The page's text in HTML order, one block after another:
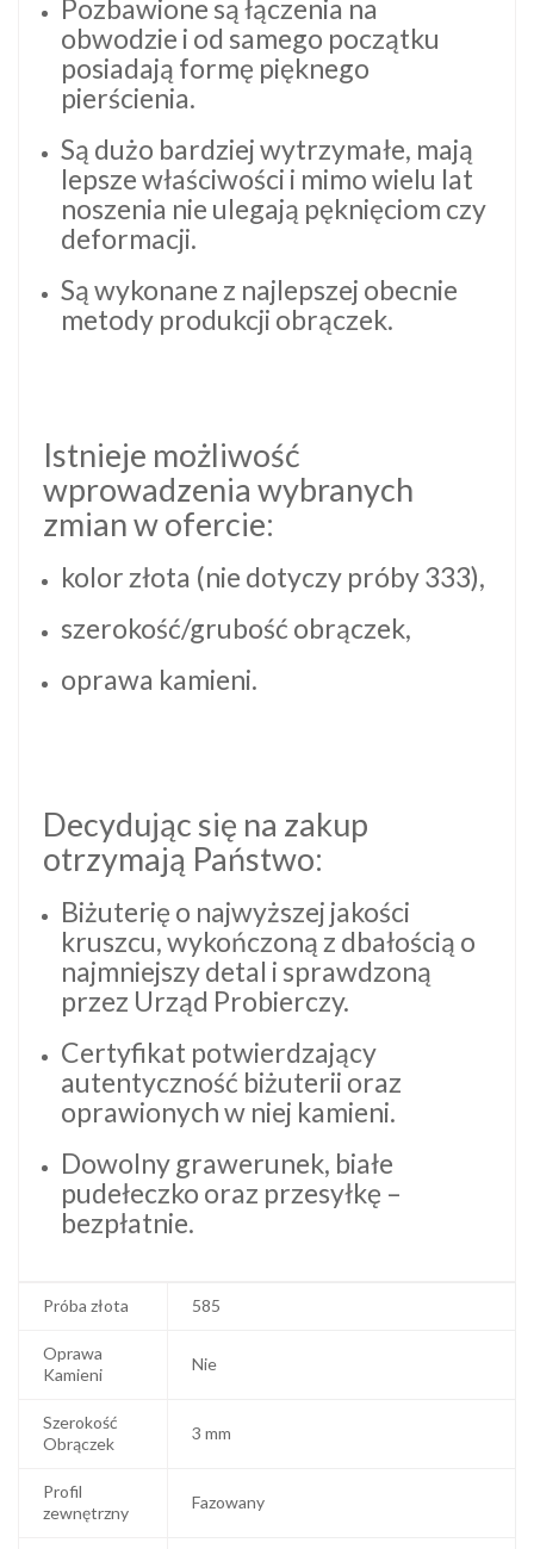
Pozbawione są łączenia na
obwodzie i od samego początku
posiadają formę pięknego
pierścienia.
Są dużo bardziej wytrzymałe, mają
lepsze właściwości i mimo wielu lat
noszenia nie ulegają pęknięciom czy
deformacji.
Są wykonane z najlepszej obecnie
metody produkcji obrączek.
Istnieje możliwość
wprowadzenia wybranych
zmian w ofercie:
kolor złota (nie dotyczy próby 333),
szerokość/grubość obrączek,
oprawa kamieni.
Decydując się na zakup
otrzymają Państwo:
Biżuterię o najwyższej jakości
kruszcu, wykończoną z dbałością o
najmniejszy detal i sprawdzoną
przez Urząd Probierczy.
Certyfikat potwierdzający
autentyczność biżuterii oraz
oprawionych w niej kamieni.
Dowolny grawerunek, białe
pudełeczko oraz przesyłkę –
bezpłatnie.
Próba złota 585
Oprawa
Kamieni
Nie
Szerokość
Obrączek
3 mm
Profil
zewnętrzny
Fazowany